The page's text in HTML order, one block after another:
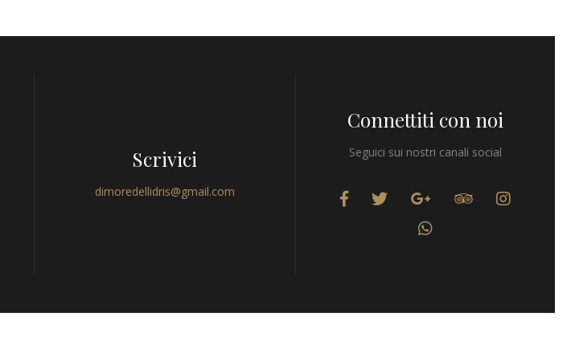
Scrivici
dimoredellidris@gmail.com
Connettiti con noi
Seguici sui nostri canali social